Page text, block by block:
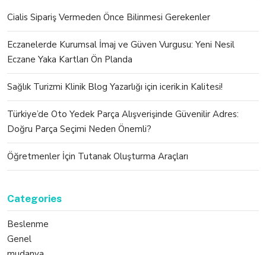
Cialis Sipariş Vermeden Önce Bilinmesi Gerekenler
Eczanelerde Kurumsal İmaj ve Güven Vurgusu: Yeni Nesil
Eczane Yaka Kartları Ön Planda
Sağlık Turizmi Klinik Blog Yazarlığı için icerik.in Kalitesi!
Türkiye’de Oto Yedek Parça Alışverişinde Güvenilir Adres:
Doğru Parça Seçimi Neden Önemli?
Öğretmenler İçin Tutanak Oluşturma Araçları
Categories
Beslenme
Genel